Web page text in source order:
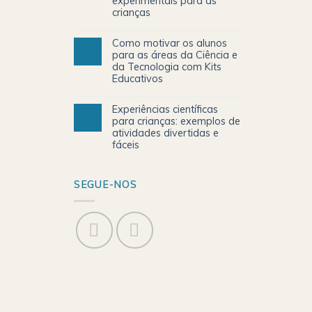
crianças
Como motivar os alunos
para as áreas da Ciência e
da Tecnologia com Kits
Educativos
Experiências científicas
para crianças: exemplos de
atividades divertidas e
fáceis
SEGUE-NOS